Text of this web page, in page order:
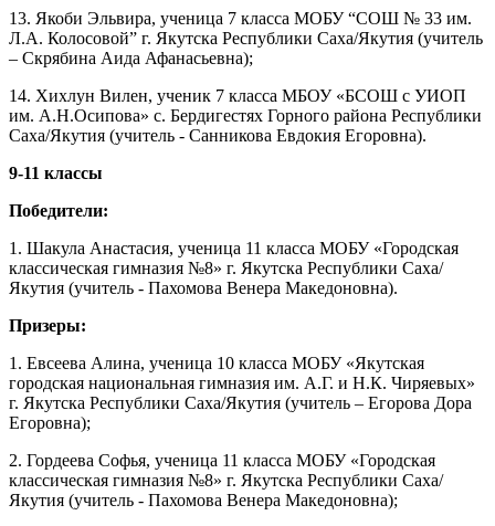
13. Якоби Эльвира, ученица 7 класса МОБУ “СОШ № 33 им.
Л.А. Колосовой” г. Якутска Республики Саха/Якутия (учитель
– Скрябина Аида Афанасьевна);
14. Хихлун Вилен, ученик 7 класса МБОУ «БСОШ с УИОП
им. А.Н.Осипова» с. Бердигестях Горного района Республики
Саха/Якутия (учитель - Санникова Евдокия Егоровна).
9-11 классы
Победители:
1. Шакула Анастасия, ученица 11 класса МОБУ «Городская
классическая гимназия №8» г. Якутска Республики Саха/
Якутия (учитель - Пахомова Венера Македоновна).
Призеры:
1. Евсеева Алина, ученица 10 класса МОБУ «Якутская
городская национальная гимназия им. А.Г. и Н.К. Чиряевых»
г. Якутска Республики Саха/Якутия (учитель – Егорова Дора
Егоровна);
2. Гордеева Софья, ученица 11 класса МОБУ «Городская
классическая гимназия №8» г. Якутска Республики Саха/
Якутия (учитель - Пахомова Венера Македоновна);